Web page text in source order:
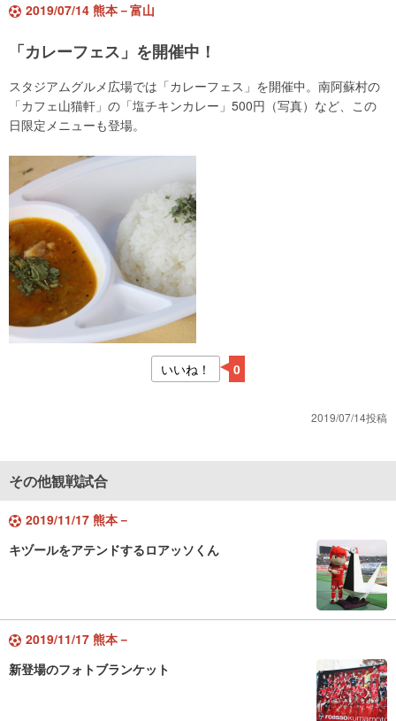
2019/07/14 熊本－富山
「カレーフェス」を開催中！
スタジアムグルメ広場では「カレーフェス」を開催中。南阿蘇村の
「カフェ山猫軒」の「塩チキンカレー」500円（写真）など、この
日限定メニューも登場。
いいね！ 0
2019/07/14投稿
その他観戦試合
2019/11/17 熊本－
キヅールをアテンドするロアッソくん
2019/11/17 熊本－
新登場のフォトブランケット